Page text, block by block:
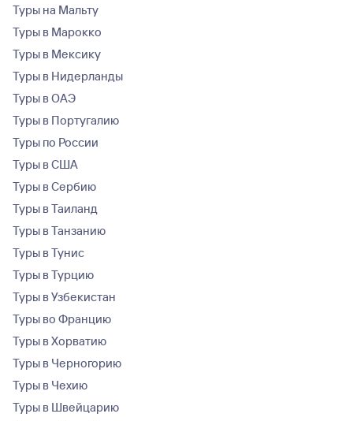
Туры на Мальту
Туры в Марокко
Туры в Мексику
Туры в Нидерланды
Туры в ОАЭ
Туры в Португалию
Туры по России
Туры в США
Туры в Сербию
Туры в Таиланд
Туры в Танзанию
Туры в Тунис
Туры в Турцию
Туры в Узбекистан
Туры во Францию
Туры в Хорватию
Туры в Черногорию
Туры в Чехию
Туры в Швейцарию